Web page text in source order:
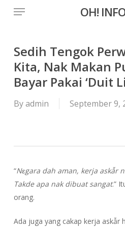
content
OH!
Menu
Sedih Tengok
Kita, Nak Makan
Bayar Pakai ‘Duit
Byadmin September 9,
“Nɛgara dah aman, kerja askẫr
Takde apa nak dibuat sangat.”
orang.
Ada juga yang cakap kerja askẫr